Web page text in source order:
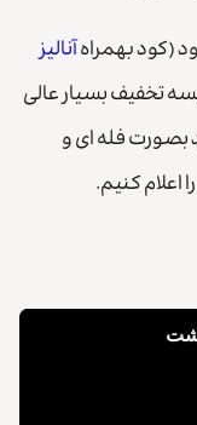
آنالیز
کیسه تخفیف بسیار عالی
بصورت فله ای و
اعلام کنیم.